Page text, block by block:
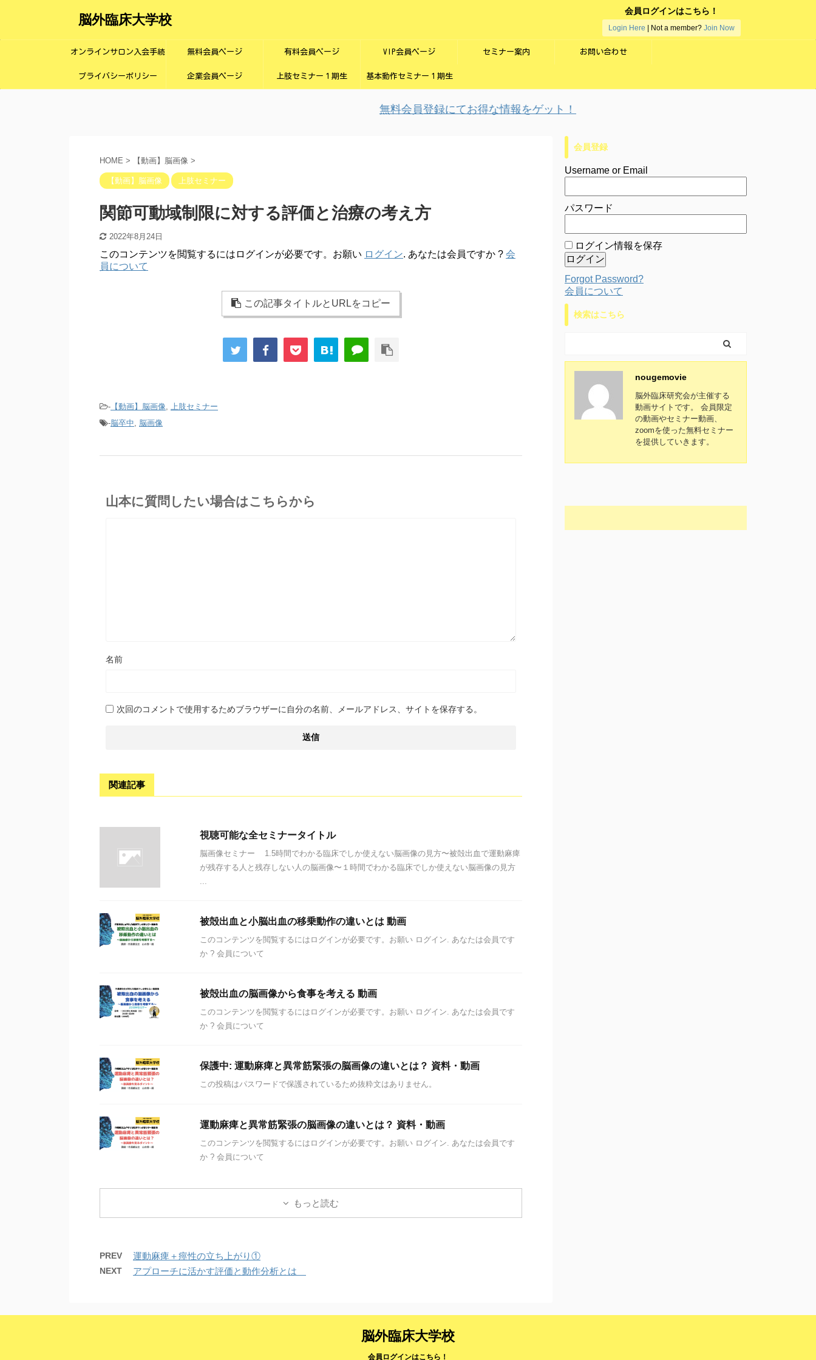
脳外臨床大学校
会員ログインはこちら！
Login Here | Not a member? Join Now
オンラインサロン入会手続
き画面
無料会員ページ 有料会員ページ VIP会員ページ セミナー案内 お問い合わせ
プライバシーポリシー 企業会員ページ 上肢セミナー１期生 基本動作セミナー１期生
無料会員登録にてお得な情報をゲット！
HOME > 【動画】脳画像 >
【動画】脳画像 上肢セミナー
関節可動域制限に対する評価と治療の考え方
2022年8月24日
このコンテンツを閲覧するにはログインが必要です。お願い ログイン. あなたは会員ですか ? 会
員について
この記事タイトルとURLをコピー
- 【動画】脳画像, 上肢セミナー
-脳卒中, 脳画像
山本に質問したい場合はこちらから
名前
次回のコメントで使用するためブラウザーに自分の名前、メールアドレス、サイトを保存する。
関連記事
視聴可能な全セミナータイトル
脳画像セミナー 1.5時間でわかる臨床でしか使えない脳画像の見方〜被殻出血で運動麻痺
が残存する人と残存しない人の脳画像〜１時間でわかる臨床でしか使えない脳画像の見方
...
被殻出血と小脳出血の移乗動作の違いとは 動画
このコンテンツを閲覧するにはログインが必要です。お願い ログイン. あなたは会員です
か ? 会員について
被殻出血の脳画像から食事を考える 動画
このコンテンツを閲覧するにはログインが必要です。お願い ログイン. あなたは会員です
か ? 会員について
保護中: 運動麻痺と異常筋緊張の脳画像の違いとは？ 資料・動画
この投稿はパスワードで保護されているため抜粋文はありません。
運動麻痺と異常筋緊張の脳画像の違いとは？ 資料・動画
このコンテンツを閲覧するにはログインが必要です。お願い ログイン. あなたは会員です
か ? 会員について
もっと読む
PREV 運動麻痺＋痙性の立ち上がり①
NEXT アプローチに活かす評価と動作分析とは
会員登録
Username or Email
パスワード
ログイン情報を保存
Forgot Password?
会員について
検索はこちら
nougemovie
脳外臨床研究会が主催する
動画サイトです。 会員限定
の動画やセミナー動画、
zoomを使った無料セミナー
を提供していきます。
脳外臨床大学校
会員ログインはこちら！